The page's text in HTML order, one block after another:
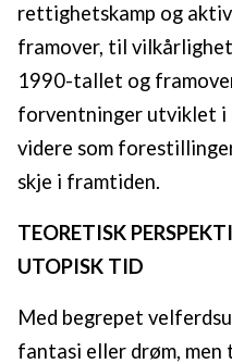
rettighetskamp og
framover, til
1990-tallet og
forventninger utviklet i
videre som
skje i framtiden.
TEORETISK
UTOPISK TID
Med begrepet
fantasi eller drøm, men